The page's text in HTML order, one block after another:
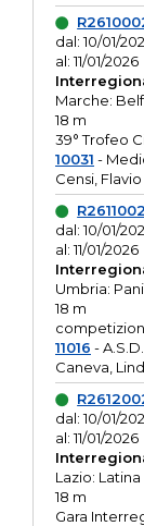
dal: 10/01/
al: 11/01/2026
Marche:
18 m
39° Trofeo
10031 -
Censi, Flavio
R2611002
dal: 10/01/
al: 11/01/2026
Umbria:
18 m
11016 -
Caneva,
dal: 10/01/
al: 11/01/2026
Lazio: Latina
18 m
Gara